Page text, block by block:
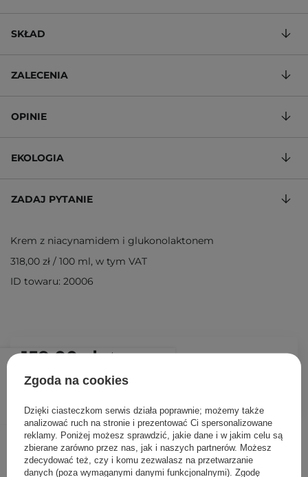
159,00 zł /szt.
SKŁAD
ZALECENIA
OPINIE
EKOLOGIA
ZADAJ PYTANIE
Krem z niacynamidem i glukonolaktonem
318,00 zł / 100 ml, w tym VAT
ID towaru: 20006
Inni klienci sprawdzali również
Zgoda na cookies
Dzięki ciasteczkom serwis działa poprawnie; możemy także
analizować ruch na stronie i prezentować Ci spersonalizowane
reklamy. Poniżej możesz sprawdzić, jakie dane i w jakim celu są
zbierane zarówno przez nas, jak i naszych partnerów. Możesz
zdecydować też, czy i komu zezwalasz na przetwarzanie
danych (poza wymaganymi danymi funkcjonalnymi). Zgodę